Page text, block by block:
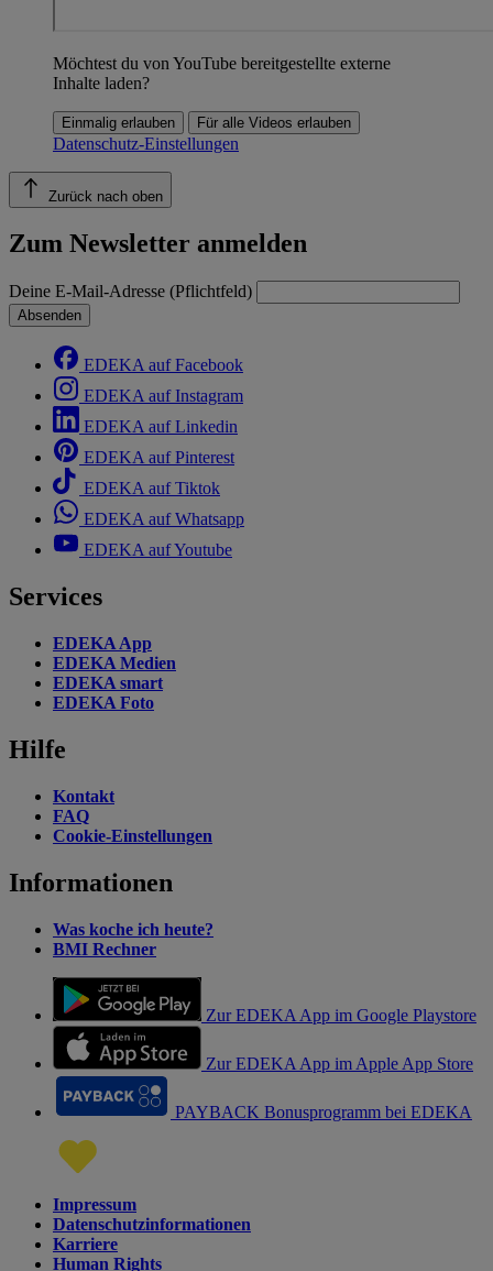
Möchtest du von YouTube bereitgestellte externe
Inhalte laden?
Einmalig erlauben Für alle Videos erlauben
Datenschutz-Einstellungen
Zurück nach oben
Zum Newsletter anmelden
Deine E-Mail-Adresse (Pflichtfeld)
Absenden
EDEKA auf Facebook
EDEKA auf Instagram
EDEKA auf Linkedin
EDEKA auf Pinterest
EDEKA auf Tiktok
EDEKA auf Whatsapp
EDEKA auf Youtube
Services
EDEKA App
EDEKA Medien
EDEKA smart
EDEKA Foto
Hilfe
Kontakt
FAQ
Cookie-Einstellungen
Informationen
Was koche ich heute?
BMI Rechner
Zur EDEKA App im Google Playstore
Zur EDEKA App im Apple App Store
PAYBACK Bonusprogramm bei EDEKA
Impressum
Datenschutzinformationen
Karriere
Human Rights